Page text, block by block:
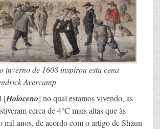
inverno de 1608 inspirou esta cena
Avercamp
[Holoceno] no qual estamos vivendo, as
cerca de 4°C mais altas que às
mil anos, de acordo com o artigo de Shaun